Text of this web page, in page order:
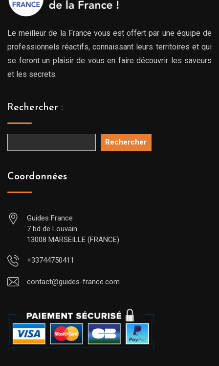
Le meilleur de la France vous est offert par une équipe de
professionnels réactifs, connaissant leurs territoires et qui
se feront un plaisir de vous en faire découvrir les saveurs
et les secrets.
Rechercher :
Rechercher
Coordonnées
Guides France
7 bd de Louvain
13008 MARSEILLE (FRANCE)
+33744750411
contact@guides-france.com